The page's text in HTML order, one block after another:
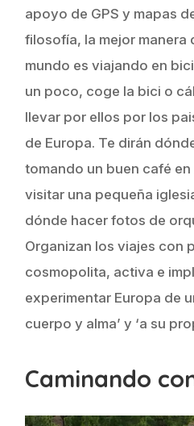
apoyo de GPS y mapas
filosofía, la mejor manera
mundo es viajando en
un poco, coge la bici o
llevar por ellos por los
de Europa. Te dirán
tomando un buen café
visitar una pequeña
dónde hacer fotos de
Organizan los viajes con
cosmopolita, activa e
experimentar Europa de
cuerpo y alma’ y ‘a su
Caminando